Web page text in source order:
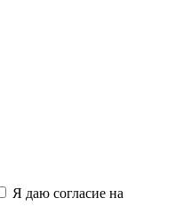
Я даю согласие на